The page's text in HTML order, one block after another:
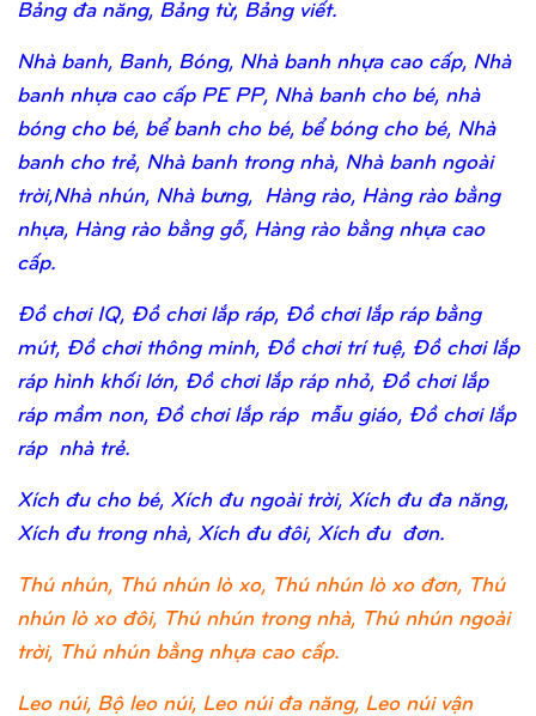
Bảng đa năng, Bảng từ, Bảng viết.
Nhà banh, Banh, Bóng, Nhà banh nhựa cao cấp, Nhà
banh nhựa cao cấp PE PP, Nhà banh cho bé, nhà
bóng cho bé, bể banh cho bé, bể bóng cho bé, Nhà
banh cho trẻ, Nhà banh trong nhà, Nhà banh ngoài
trời,Nhà nhún, Nhà bưng, Hàng rào, Hàng rào bằng
nhựa, Hàng rào bằng gỗ, Hàng rào bằng nhựa cao
cấp.
Đồ chơi IQ, Đồ chơi lắp ráp, Đồ chơi lắp ráp bằng
mút, Đồ chơi thông minh, Đồ chơi trí tuệ, Đồ chơi lắp
ráp hình khối lớn, Đồ chơi lắp ráp nhỏ, Đồ chơi lắp
ráp mầm non, Đồ chơi lắp ráp mẫu giáo, Đồ chơi lắp
ráp nhà trẻ.
Xích đu cho bé, Xích đu ngoài trời, Xích đu đa năng,
Xích đu trong nhà, Xích đu đôi, Xích đu đơn.
Thú nhún, Thú nhún lò xo, Thú nhún lò xo đơn, Thú
nhún lò xo đôi, Thú nhún trong nhà, Thú nhún ngoài
trời, Thú nhún bằng nhựa cao cấp.
Leo núi, Bộ leo núi, Leo núi đa năng, Leo núi vận